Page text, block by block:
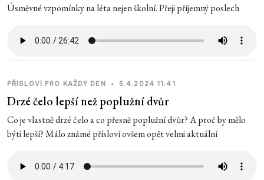
Úsměvné vzpomínky na léta nejen školní. Přeji příjemný poslech
PŘÍSLOVÍ PRO KAŽDÝ DEN • 5.4.2024 11:41
Drzé čelo lepší než poplužní dvůr
Co je vlastně drzé čelo a co přesně poplužní dvůr? A proč by mělo
býti lepší? Málo známé přísloví ovšem opět velmi aktuální